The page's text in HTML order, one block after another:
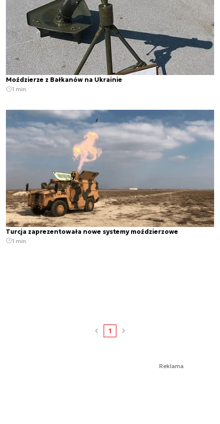
Moździerze z Bałkanów na Ukrainie
1 min.
Turcja zaprezentowała nowe systemy moździerzowe
1 min.
1
Reklama